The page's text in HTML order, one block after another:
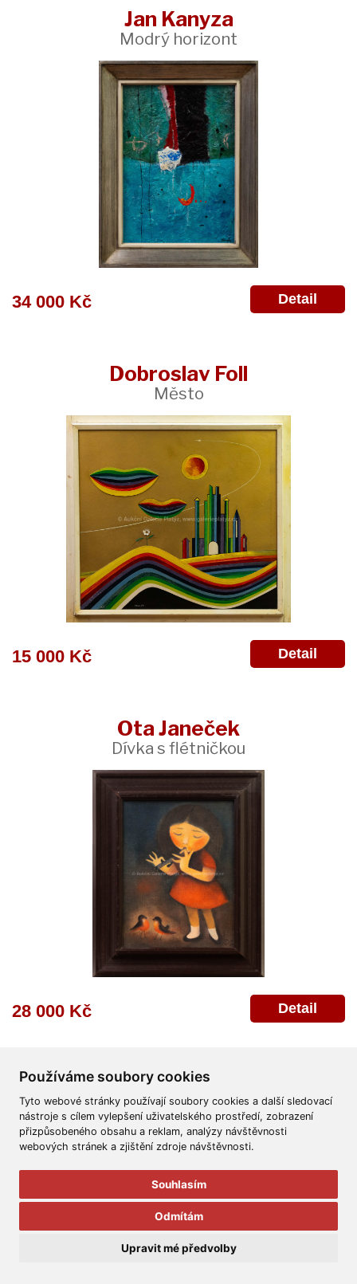
Používáme soubory cookies
Tyto webové stránky používají soubory cookies a další sledovací
nástroje s cílem vylepšení uživatelského prostředí, zobrazení
přizpůsobeného obsahu a reklam, analýzy návštěvnosti
webových stránek a zjištění zdroje návštěvnosti.
Souhlasím
Odmítám
Upravit mé předvolby
Jan Kanyza
Modrý horizont
34 000 Kč Detail
Dobroslav Foll
Město
15 000 Kč Detail
Ota Janeček
Dívka s flétničkou
28 000 Kč Detail
Všeobecné obchodní podmínky Reklamační řád
Ochrana osobních údajů
Všechna práva vyhrazena.